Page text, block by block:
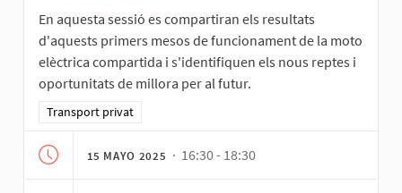
En aquesta sessió es compartiran els resultats
d'aquests primers mesos de funcionament de la moto
elèctrica compartida i s'identifiquen els nous reptes i
oportunitats de millora per al futur.
Resultados al filtrar por la categoría: Transport privat
Transport privat
15 MAYO 2025 · 16:30 - 18:30